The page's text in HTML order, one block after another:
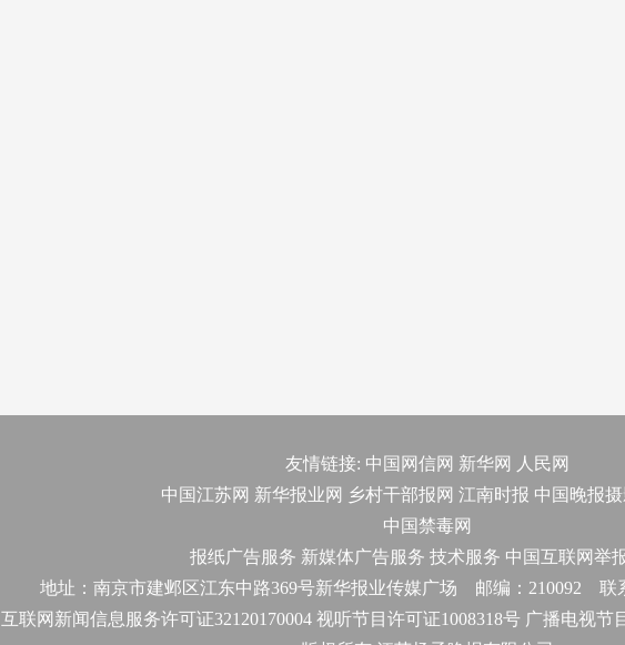
友情链接: 中国网信网 新华网
人民网
中国江苏网 新华报业网 乡村干部报网 江南时报 中国晚报
中国禁毒网
报纸广告服务 新媒体广告服务 技术服务 中国互联网举
地址：南京市建邺区江东中路369号新华报业传媒广场 邮编：210092 联
互联网新闻信息服务许可证32120170004 视听节目许可证1008318号 广播电视